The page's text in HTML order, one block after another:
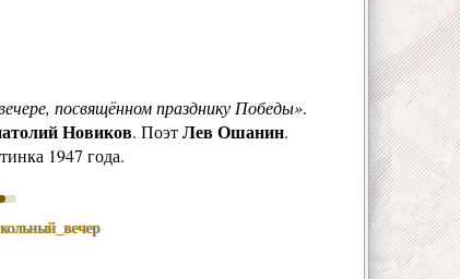
посвящённом празднику Победы».
Новиков. ПоэтЛев Ошанин.
1947 года.